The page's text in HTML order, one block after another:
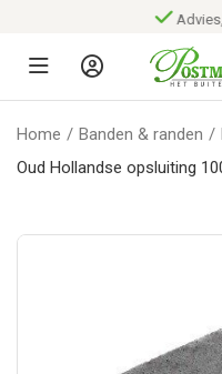
Advies,
Home / Banden & randen /
Oud Hollandse opsluiting